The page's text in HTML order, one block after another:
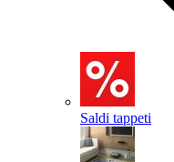
Saldi tappeti